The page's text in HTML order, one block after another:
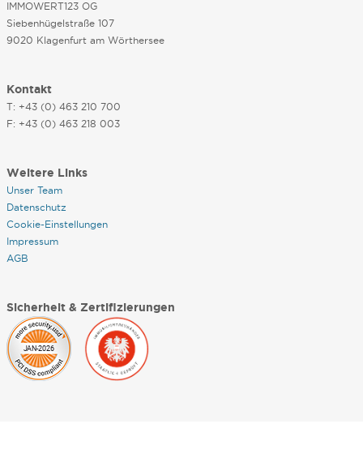
IMMOWERT123 OG
Siebenhügelstraße 107
9020 Klagenfurt am Wörthersee
Kontakt
T: +43 (0) 463 210 700
F: +43 (0) 463 218 003
Weitere Links
Unser Team
Datenschutz
Cookie-Einstellungen
Impressum
AGB
Sicherheit & Zertifizierungen